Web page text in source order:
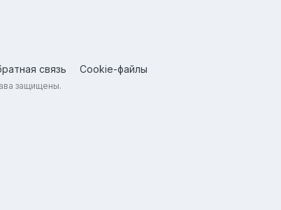
связь Cookie-файлы
защищены.